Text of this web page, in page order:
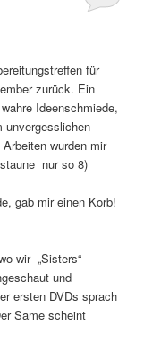
für
zurück. Ein
Ideenschmiede,
unvergesslichen
wurden mir
nur so 8)
gab mir einen Korb!
wir „Sisters“
und
ersten DVDs sprach
Same scheint